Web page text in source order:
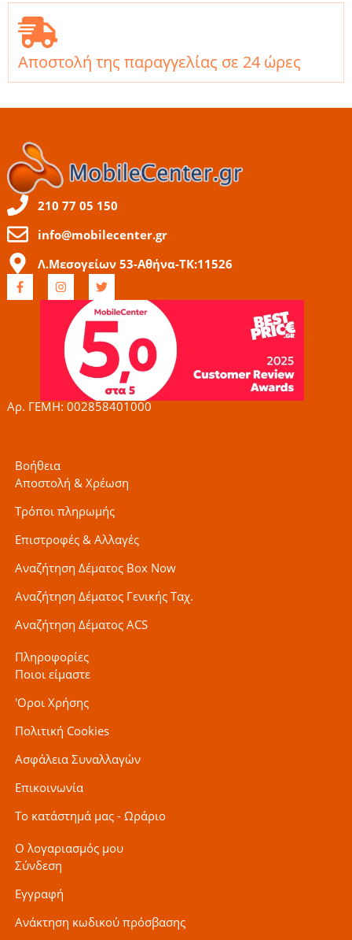
Αποστολή της παραγγελίας σε 24 ώρες
210 77 05 150
info@mobilecenter.gr
Λ.Μεσογείων 53-Αθήνα-ΤΚ:11526
F
a
c
I
n
s
g
r
a
m
T
w
t
t
e
r
Αρ. ΓΕΜΗ: 002858401000
Βοήθεια
Αποστολή & Χρέωση
Τρόποι πληρωμής
Επιστροφές & Αλλαγές
Αναζήτηση Δέματος Box Now
Αναζήτηση Δέματος Γενικής Ταχ.
Αναζήτηση Δέματος ACS
Πληροφορίες
Ποιοι είμαστε
'Οροι Χρήσης
Πολιτική Cookies
Ασφάλεια Συναλλαγών
Επικοινωνία
Το κατάστημά μας - Ωράριο
Ο λογαριασμός μου
Σύνδεση
Εγγραφή
Ανάκτηση κωδικού πρόσβασης